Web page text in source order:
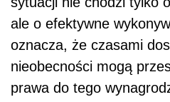
ale o efektywne
oznacza, że czasami
nieobecności mogą
prawa do tego